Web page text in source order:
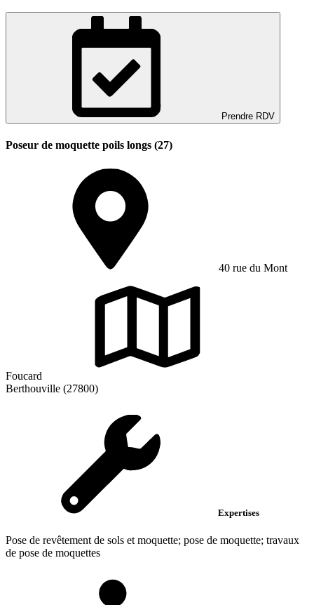
Prendre RDV
Poseur de moquette poils longs (27)
40 rue du Mont
Foucard
Berthouville (27800)
Expertises
Pose de revêtement de sols et moquette; pose de moquette; travaux
de pose de moquettes